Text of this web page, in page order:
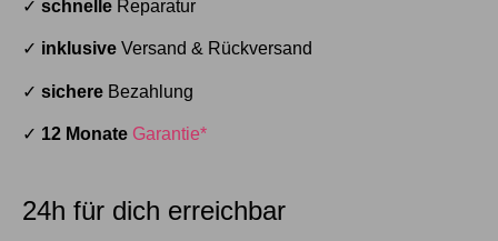
✓ schnelle Reparatur
✓ inklusive Versand & Rückversand
✓ sichere Bezahlung
✓ 12 Monate Garantie*
24h für dich erreichbar